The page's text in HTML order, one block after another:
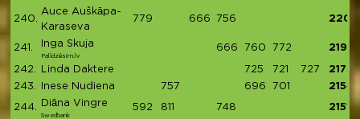
240.
Auce Auškāpa-
Karaseva
779 666 756 2201
241. Inga Skuja
Palīdzēsim.lv
666 760 772 2198
242. Linda Daktere 725 721 727
2173
243.
Inese Nudiena 757 696 701 2154
244. Diāna Vingre
Swedbank
592 811 748 2151